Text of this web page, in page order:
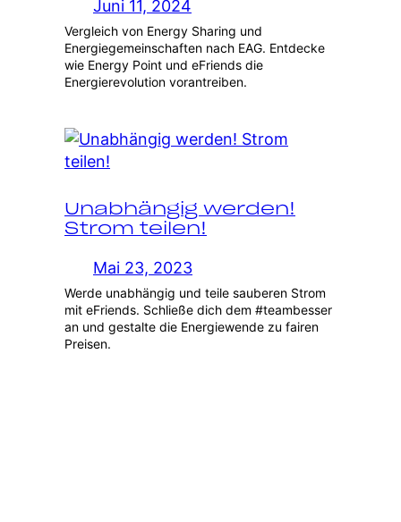
Juni 11, 2024
Vergleich von Energy Sharing und
Energiegemeinschaften nach EAG. Entdecke
wie Energy Point und eFriends die
Energierevolution vorantreiben.
Unabhängig werden!
Strom teilen!
Mai 23, 2023
Werde unabhängig und teile sauberen Strom
mit eFriends. Schließe dich dem #teambesser
an und gestalte die Energiewende zu fairen
Preisen.